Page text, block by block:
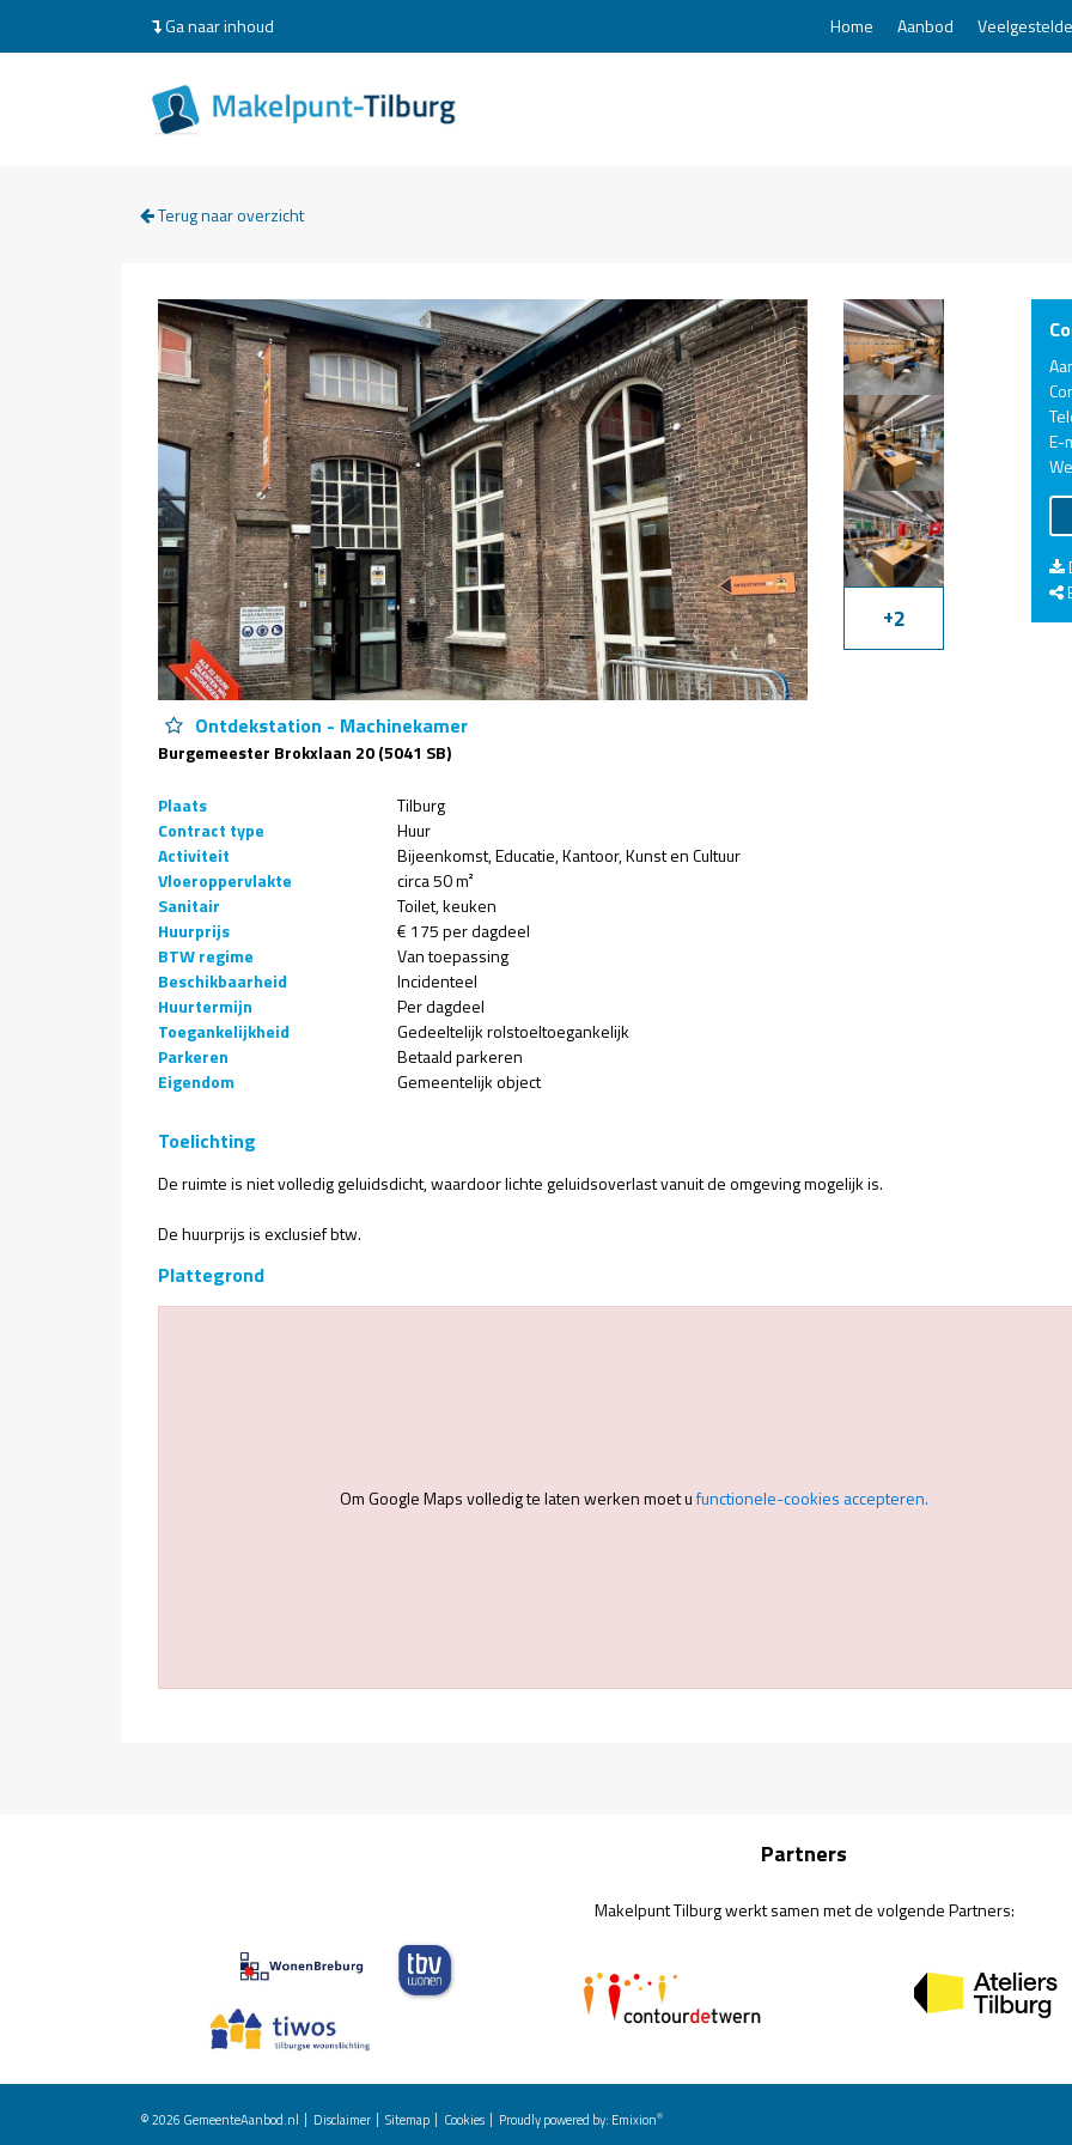
Ga naar inhoud Home Aanbod
Terug naar overzicht
+2
Ontdekstation - Machinekamer
Burgemeester Brokxlaan 20 (5041 SB)
Plaats
Tilburg
Contract type
Huur
Activiteit
Bijeenkomst Educatie Kantoor Kunst en Cultuur
Vloeroppervlakte
circa 50 m²
Sanitair
Toilet keuken
Huurprijs
€ 175 per dagdeel
BTW regime
Van toepassing
Beschikbaarheid
Incidenteel
Huurtermijn
Per dagdeel
Toegankelijkheid
Gedeeltelijk rolstoeltoegankelijk
Parkeren
Betaald parkeren
Eigendom
Gemeentelijk object
Toelichting
De ruimte is niet volledig geluidsdicht, waardoor lichte geluidsoverlast vanuit de omgeving mogelijk is.
De huurprijs is exclusief btw.
Plattegrond
Om Google Maps volledig te laten werken moet ufunctionele-cookies accepteren.
E-
Partners
Makelpunt Tilburg werkt samen met de volgende Partners:
© 2026 GemeenteAanbod.nl Disclaimer Sitemap Cookies Proudly powered by: Emixion®